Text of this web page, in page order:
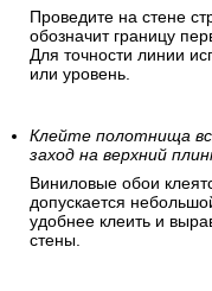
Проведите на стене
обозначит границу
Для точности линии
или уровень.
Клейте полотнища
заход на верхний
Виниловые обои
допускается
удобнее клеить и
стены.